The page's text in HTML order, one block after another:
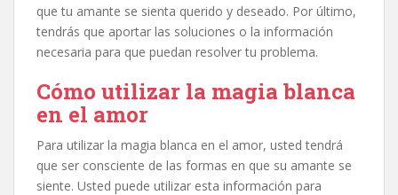
que tu amante se sienta querido y deseado. Por último,
tendrás que aportar las soluciones o la información
necesaria para que puedan resolver tu problema.
Cómo utilizar la magia blanca
en el amor
Para utilizar la magia blanca en el amor, usted tendrá
que ser consciente de las formas en que su amante se
siente. Usted puede utilizar esta información para